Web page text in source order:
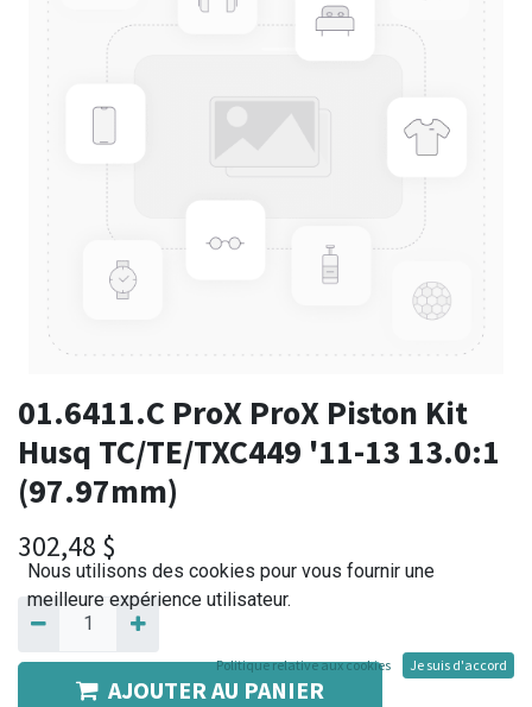
01.6411.C ProX ProX Piston Kit
Husq TC/TE/TXC449 '11-13 13.0:1
(97.97mm)
302,48 $
AJOUTER AU PANIER
Nous utilisons des cookies pour vous fournir une
meilleure expérience utilisateur.
Politique relative aux cookies Je suis d'accord